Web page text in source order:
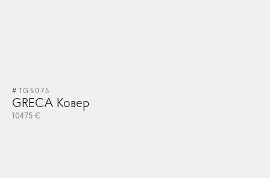
#TGS075
GRECA Ковер
10475 €